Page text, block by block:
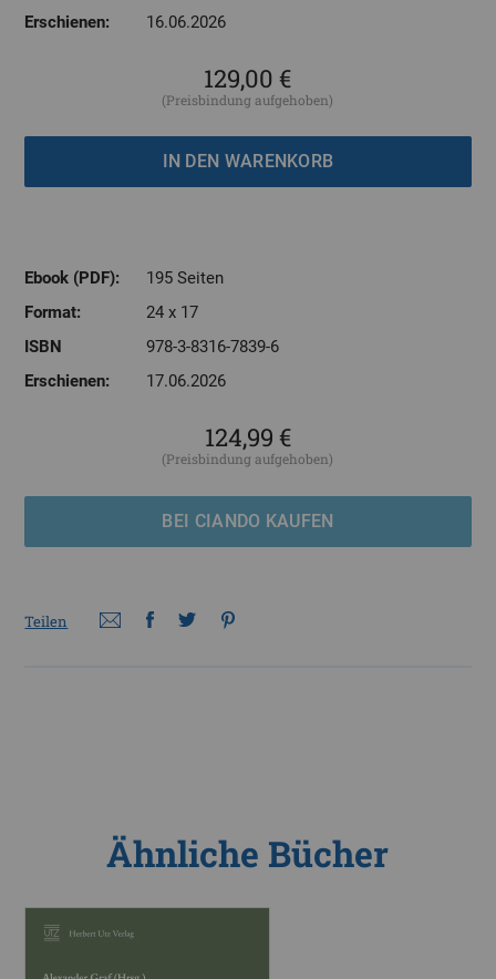
Erschienen:
16.06.2026
129,00 €
(Preisbindung aufgehoben)
Ebook (PDF):
195 Seiten
Format:
24 x 17
ISBN
978-3-8316-7839-6
Erschienen:
17.06.2026
124,99 €
(Preisbindung aufgehoben)
BEI CIANDO KAUFEN
Teilen
Ähnliche Bücher